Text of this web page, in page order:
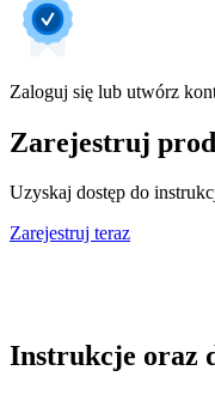
Zaloguj się lub utwórz
Zarejestruj
Uzyskaj dostęp do
Zarejestruj teraz
Instrukcje oraz